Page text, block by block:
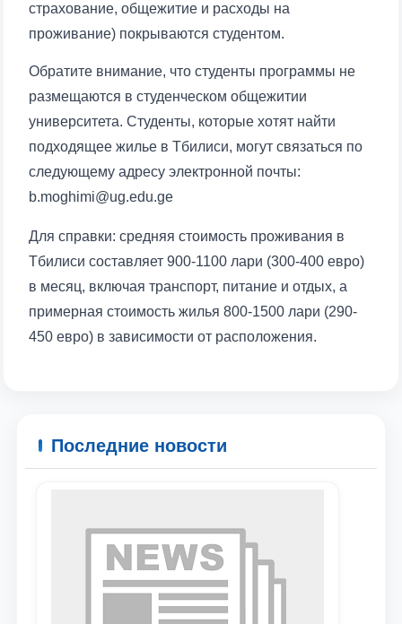
Ваше имя и фамилия
Почта
отправить
страхование, общежитие и расходы на
проживание) покрываются студентом.
Обратите внимание, что студенты программы не
размещаются в студенческом общежитии
университета. Студенты, которые хотят найти
подходящее жилье в Тбилиси, могут связаться по
следующему адресу электронной почты:
b.moghimi@ug.edu.ge
Для справки: средняя стоимость проживания в
Тбилиси составляет 900-1100 лари (300-400 евро)
в месяц, включая транспорт, питание и отдых, а
примерная стоимость жилья 800-1500 лари (290-
450 евро) в зависимости от расположения.
Последние новости